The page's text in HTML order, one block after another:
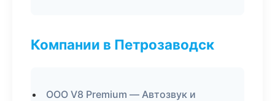
Компании в Петрозаводск
ООО V8 Premium — Автозвук и